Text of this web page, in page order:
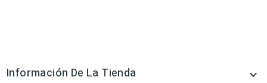
Información De La Tienda 